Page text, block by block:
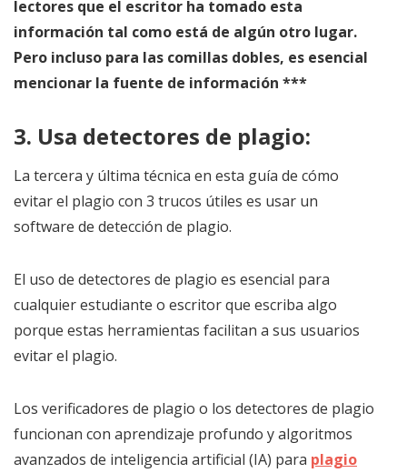
lectores que el escritor ha tomado esta
información tal como está de algún otro lugar.
Pero incluso para las comillas dobles, es esencial
mencionar la fuente de información ***
3. Usa detectores de plagio:
La tercera y última técnica en esta guía de cómo
evitar el plagio con 3 trucos útiles es usar un
software de detección de plagio.
El uso de detectores de plagio es esencial para
cualquier estudiante o escritor que escriba algo
porque estas herramientas facilitan a sus usuarios
evitar el plagio.
Los verificadores de plagio o los detectores de plagio
funcionan con aprendizaje profundo y algoritmos
avanzados de inteligencia artificial (IA) para plagio